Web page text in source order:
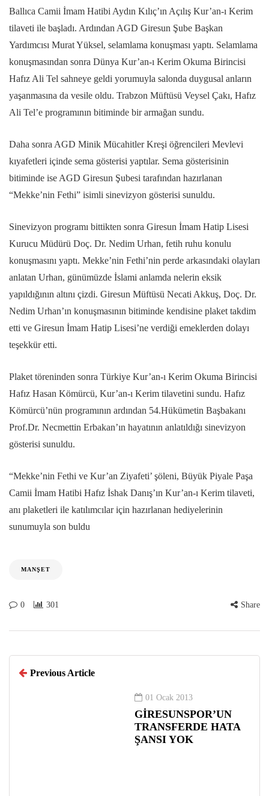
Ballıca Camii İmam Hatibi Aydın Kılıç’ın Açılış Kur’an-ı Kerim
tilaveti ile başladı. Ardından AGD Giresun Şube Başkan
Yardımcısı Murat Yüksel, selamlama konuşması yaptı. Selamlama
konuşmasından sonra Dünya Kur’an-ı Kerim Okuma Birincisi
Hafız Ali Tel sahneye geldi yorumuyla salonda duygusal anların
yaşanmasına da vesile oldu. Trabzon Müftüsü Veysel Çakı, Hafız
Ali Tel’e programının bitiminde bir armağan sundu.
Daha sonra AGD Minik Mücahitler Kreşi öğrencileri Mevlevi
kıyafetleri içinde sema gösterisi yaptılar. Sema gösterisinin
bitiminde ise AGD Giresun Şubesi tarafından hazırlanan
“Mekke’nin Fethi” isimli sinevizyon gösterisi sunuldu.
Sinevizyon programı bittikten sonra Giresun İmam Hatip Lisesi
Kurucu Müdürü Doç. Dr. Nedim Urhan, fetih ruhu konulu
konuşmasını yaptı. Mekke’nin Fethi’nin perde arkasındaki olayları
anlatan Urhan, günümüzde İslami anlamda nelerin eksik
yapıldığının altını çizdi. Giresun Müftüsü Necati Akkuş, Doç. Dr.
Nedim Urhan’ın konuşmasının bitiminde kendisine plaket takdim
etti ve Giresun İmam Hatip Lisesi’ne verdiği emeklerden dolayı
teşekkür etti.
Plaket töreninden sonra Türkiye Kur’an-ı Kerim Okuma Birincisi
Hafız Hasan Kömürcü, Kur’an-ı Kerim tilavetini sundu. Hafız
Kömürcü’nün programının ardından 54.Hükümetin Başbakanı
Prof.Dr. Necmettin Erbakan’ın hayatının anlatıldığı sinevizyon
gösterisi sunuldu.
“Mekke’nin Fethi ve Kur’an Ziyafeti’ şöleni, Büyük Piyale Paşa
Camii İmam Hatibi Hafız İshak Danış’ın Kur’an-ı Kerim tilaveti,
anı plaketleri ile katılımcılar için hazırlanan hediyelerinin
sunumuyla son buldu
MANŞET
0 301 Share
Previous Article
01 Ocak 2013
GİRESUNSPOR’UN
TRANSFERDE HATA
ŞANSI YOK